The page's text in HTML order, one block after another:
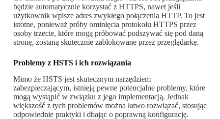
będzie automatycznie korzystać z HTTPS, nawet jeśli
użytkownik wpisze adres zwykłego połączenia HTTP. To jest
istotne, ponieważ próby ominięcia protokołu HTTPS przez
osoby trzecie, które mogą próbować podszywać się pod daną
stronę, zostaną skutecznie zablokowane przez przeglądarkę.
Problemy z HSTS i ich rozwiązania
Mimo że HSTS jest skutecznym narzędziem
zabezpieczającym, istnieją pewne potencjalne problemy, które
mogą wystąpić w związku z jego implementacją. Jednak
większość z tych problemów można łatwo rozwiązać, stosując
odpowiednie praktyki i dbając o poprawną konfigurację.